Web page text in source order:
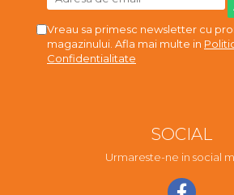
Vreau sa primesc newsletter cu
magazinului. Afla mai multe in
Confidentialitate
SOCIAL
Urmareste-ne in social